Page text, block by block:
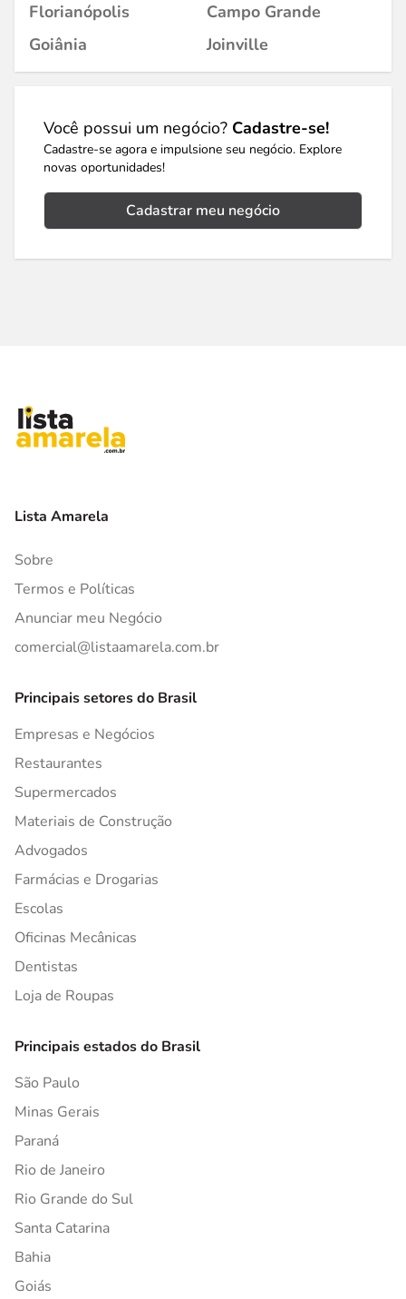
Florianópolis
Campo Grande
Goiânia
Joinville
Você possui um negócio? Cadastre-se!
Cadastre-se agora e impulsione seu negócio. Explore
novas oportunidades!
Cadastrar meu negócio
Lista Amarela
Sobre
Termos e Políticas
Anunciar meu Negócio
comercial@listaamarela.com.br
Principais setores do Brasil
Empresas e Negócios
Restaurantes
Supermercados
Materiais de Construção
Advogados
Farmácias e Drogarias
Escolas
Oficinas Mecânicas
Dentistas
Loja de Roupas
Principais estados do Brasil
São Paulo
Minas Gerais
Paraná
Rio de Janeiro
Rio Grande do Sul
Santa Catarina
Bahia
Goiás